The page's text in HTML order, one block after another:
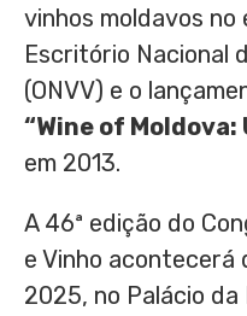
vinhos moldavos
Escritório Nacional
(ONVV) e o
“Wine of Moldova:
em 2013.
A 46ª edição do
e Vinho acontecerá
2025, no Palácio da